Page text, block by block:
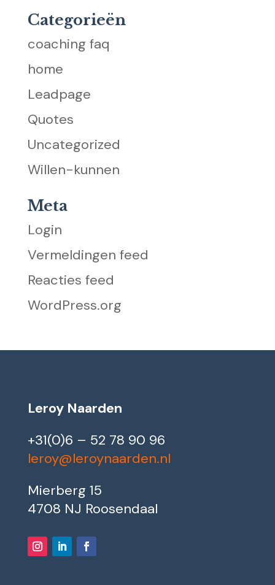
Categorieën
coaching faq
home
Leadpage
Quotes
Uncategorized
Willen-kunnen
Meta
Login
Vermeldingen feed
Reacties feed
WordPress.org
Leroy Naarden
+31(0)6 – 52 78 90 96
leroy@leroynaarden.nl
Mierberg 15
4708 NJ Roosendaal